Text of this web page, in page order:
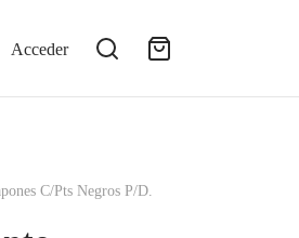
Acceder
C/Pts Negros P/D.